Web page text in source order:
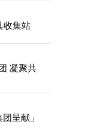
收集站
凝聚共
呈献」